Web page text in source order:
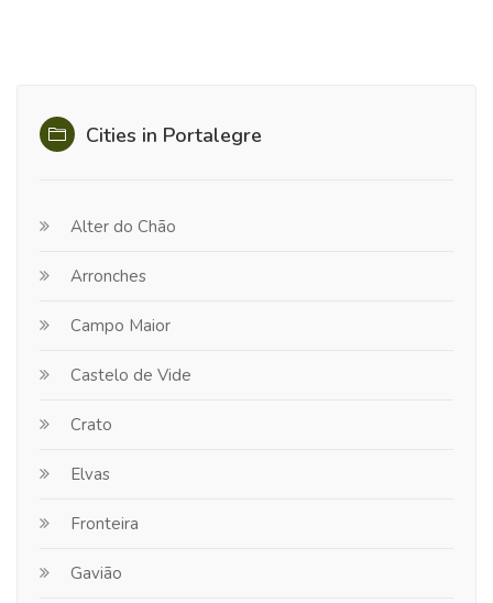
Cities in Portalegre
Alter do Chão
Arronches
Campo Maior
Castelo de Vide
Crato
Elvas
Fronteira
Gavião